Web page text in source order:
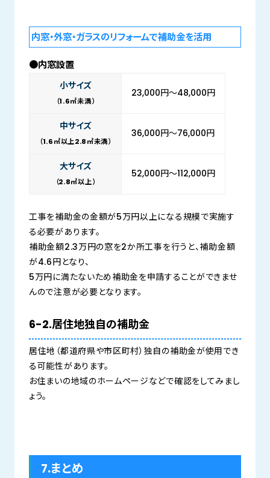
内窓・外窓・ガラスのリフォームで補助金を活用
●内窓設置
小サイズ
（1.6㎡未満）
23,000円～48,000円
中サイズ
（1.6㎡以上2.8㎡未満）
36,000円～76,000円
大サイズ
（2.8㎡以上）
52,000円～112,000円
工事を補助金の金額が5万円以上になる規模で実施す
る必要があります。
補助金額2.3万円の窓を2か所工事を行うと、補助金額
が4.6円となり、
5万円に満たないため補助金を申請することができませ
んので注意が必要となります。
6-2.居住地独自の補助金
居住地（都道府県や市区町村）独自の補助金が使用でき
る可能性があります。
お住まいの地域のホームページなどで確認をしてみまし
ょう。
7.まとめ